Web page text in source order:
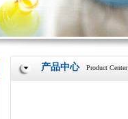
产品中心 Product Center